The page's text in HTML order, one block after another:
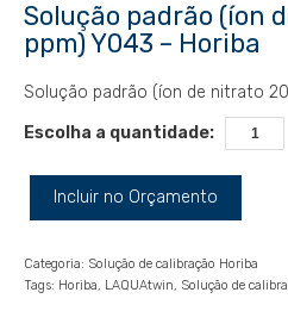
Solução padrão (íon
ppm) Y043 – Horiba
Solução padrão (íon de nitrato
Escolha a quantidade:
Incluir no Orçamento
Categoria: Solução de calibração Horiba
Tags: Horiba LAQUAtwin Solução de